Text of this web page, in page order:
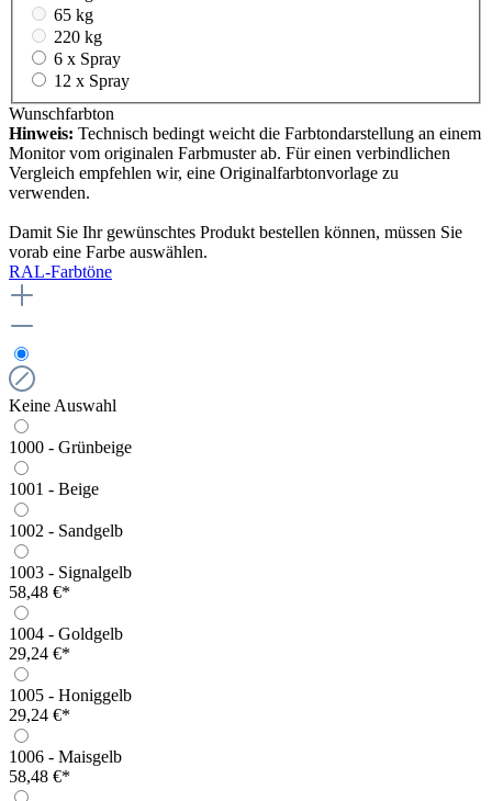
65 kg
220 kg
6 x Spray
12 x Spray
Wunschfarbton
Hinweis: Technisch bedingt weicht die Farbtondarstellung an einem
Monitor vom originalen Farbmuster ab. Für einen verbindlichen
Vergleich empfehlen wir, eine Originalfarbtonvorlage zu
verwenden.
Damit Sie Ihr gewünschtes Produkt bestellen können, müssen Sie
vorab eine Farbe auswählen.
RAL-Farbtöne
Keine Auswahl
1000 - Grünbeige
1001 - Beige
1002 - Sandgelb
1003 - Signalgelb
58,48 €*
1004 - Goldgelb
29,24 €*
1005 - Honiggelb
29,24 €*
1006 - Maisgelb
58,48 €*